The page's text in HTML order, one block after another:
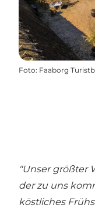
Foto: Faaborg
"Unser größter
der zu uns
köstliches